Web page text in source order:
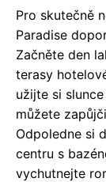
Pro skutečně
Paradise
Začněte den
terasy
užijte si
můžete
Odpoledne si
centru s
vychutnejte